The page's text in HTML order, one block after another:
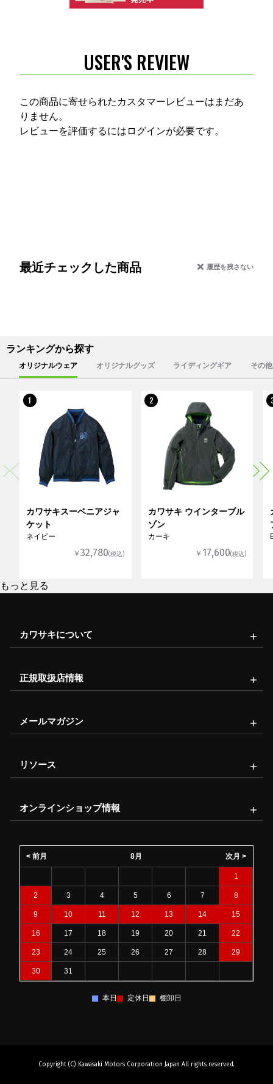
USER'S REVIEW
この商品に寄せられたカスタマーレビューはまだあ
りません。
レビューを評価するには ログインが必要です。
最近チェックした商品 履歴を残さない
ランキングから探す
オリジナルウェア オリジナルグッズ ライディングギア その
1
カワサキスーベニアジャ
ケット
ネイビー
￥32,780(税込)
2
カワサキ ウインターブル
ゾン
カーキ
￥ 17,600(税込)
もっと見る
カワサキについて
正規取扱店情報
メールマガジン
リソース
オンラインショップ情報
8月
< 前月 次月 >
1
2 3 4 5 6 7 8
9 10 11 12 13 14 15
16 17 18 19 20 21 22
23 24 25 26 27 28 29
30 31
本日 定休日 棚卸日
Copyright (C) Kawasaki Motors Corporation Japan All rights reserved.